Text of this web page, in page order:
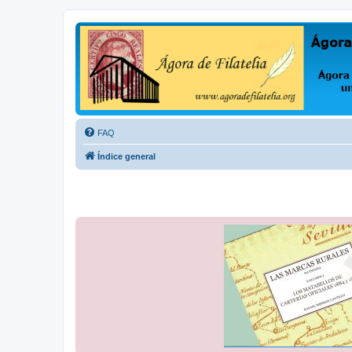
Ágora de Filatelia
Foro sobre filatelia o sobre lo que se tercie. Ágora de Filatelia es un
FAQ
Índice general